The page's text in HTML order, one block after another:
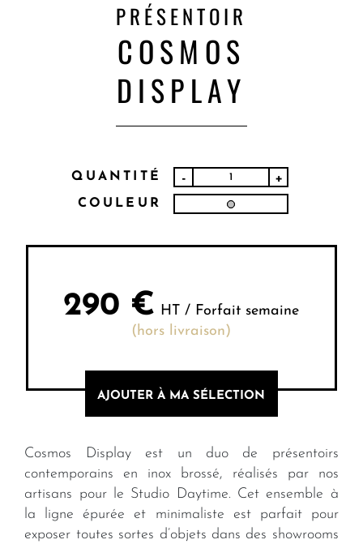
PRÉSENTOIR
COSMOS
DISPLAY
QUANTITÉ - +
COULEUR
290 € HT / Forfait semaine
(hors livraison)
AJOUTER À MA SÉLECTION
Cosmos Display est un duo de présentoirs
contemporains en inox brossé, réalisés par nos
artisans pour le Studio Daytime. Cet ensemble à
la ligne épurée et minimaliste est parfait pour
exposer toutes sortes d’objets dans des showrooms